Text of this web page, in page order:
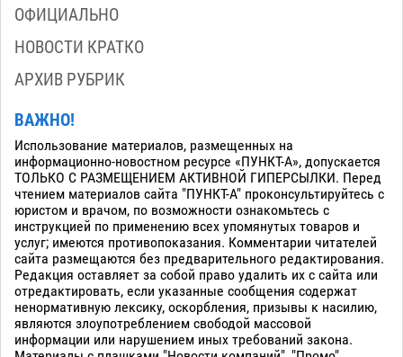
ОФИЦИАЛЬНО
НОВОСТИ КРАТКО
АРХИВ РУБРИК
ВАЖНО!
Использование материалов, размещенных на
информационно-новостном ресурсе «ПУНКТ-А», допускается
ТОЛЬКО С РАЗМЕЩЕНИЕМ АКТИВНОЙ ГИПЕРСЫЛКИ. Перед
чтением материалов сайта "ПУНКТ-А" проконсультируйтесь с
юристом и врачом, по возможности ознакомьтесь с
инструкцией по применению всех упомянутых товаров и
услуг; имеются противопоказания. Комментарии читателей
сайта размещаются без предварительного редактирования.
Редакция оставляет за собой право удалить их с сайта или
отредактировать, если указанные сообщения содержат
ненормативную лексику, оскорбления, призывы к насилию,
являются злоупотреблением свободой массовой
информации или нарушением иных требований закона.